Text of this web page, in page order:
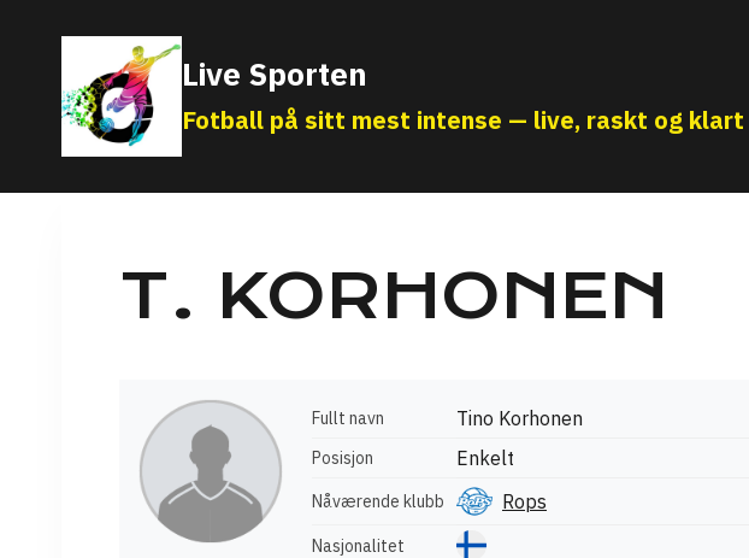
content
Live Sporten
Fotball på sitt mest intense — live, raskt og klart
T. KORHONEN
Fullt navn Tino Korhonen
Posisjon Enkelt
Nåværende klubb Rops
Nasjonalitet